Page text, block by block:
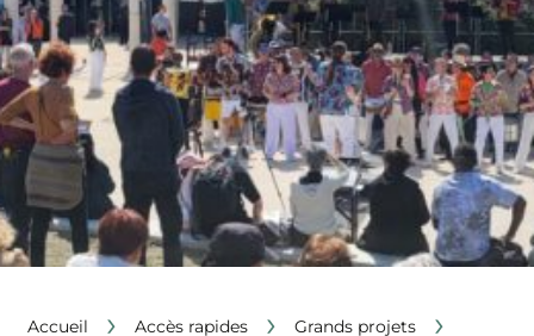
Accueil › Accès rapides › Grands projets ›